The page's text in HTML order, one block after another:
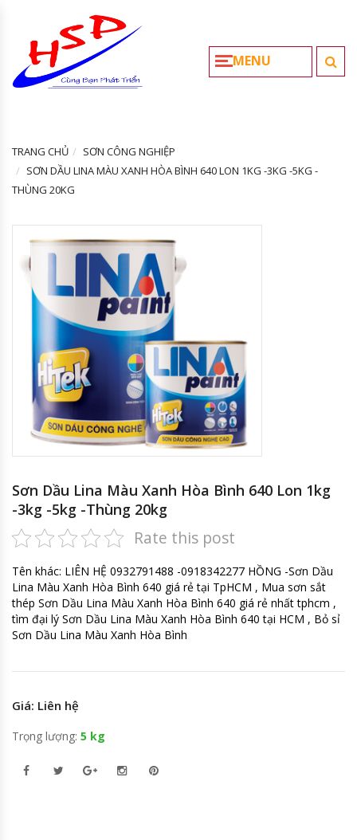
MENU
TRANG CHỦ
SƠN CÔNG NGHIỆP
SƠN DẦU LINA MÀU XANH HÒA BÌNH 640 LON 1KG -3KG -5KG -
THÙNG 20KG
Sơn Dầu Lina Màu Xanh Hòa Bình 640 Lon 1kg
-3kg -5kg -Thùng 20kg
Rate this post
Tên khác: LIÊN HỆ 0932791488 -0918342277 HỒNG -Sơn Dầu
Lina Màu Xanh Hòa Bình 640 giá rẻ tại TpHCM , Mua sơn sắt
thép Sơn Dầu Lina Màu Xanh Hòa Bình 640 giá rẻ nhất tphcm ,
tìm đại lý Sơn Dầu Lina Màu Xanh Hòa Bình 640 tại HCM , Bỏ sỉ
Sơn Dầu Lina Màu Xanh Hòa Bình
Giá: Liên hệ
Trọng lượng: 5 kg